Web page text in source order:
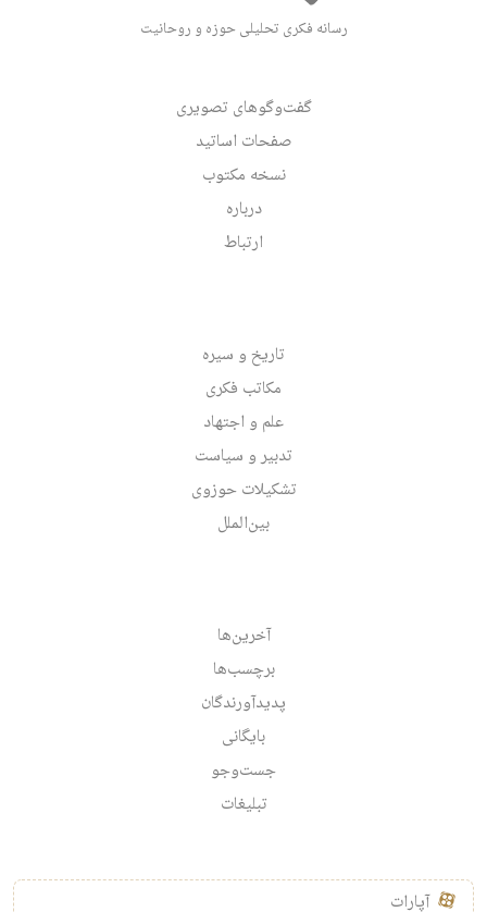
رسانه فکری تحلیلی حوزه و روحانیت
گفت‌وگوهای تصویری
صفحات اساتید
نسخه مکتوب
درباره
ارتباط
تاریخ و سیره
مکاتب فکری
علم و اجتهاد
تدبیر و سیاست
تشکیلات حوزوی
بین‌الملل
آخرین‌ها
برچسب‌ها
پدیدآورندگان
بایگانی
جست‌وجو
تبلیغات
آپارات